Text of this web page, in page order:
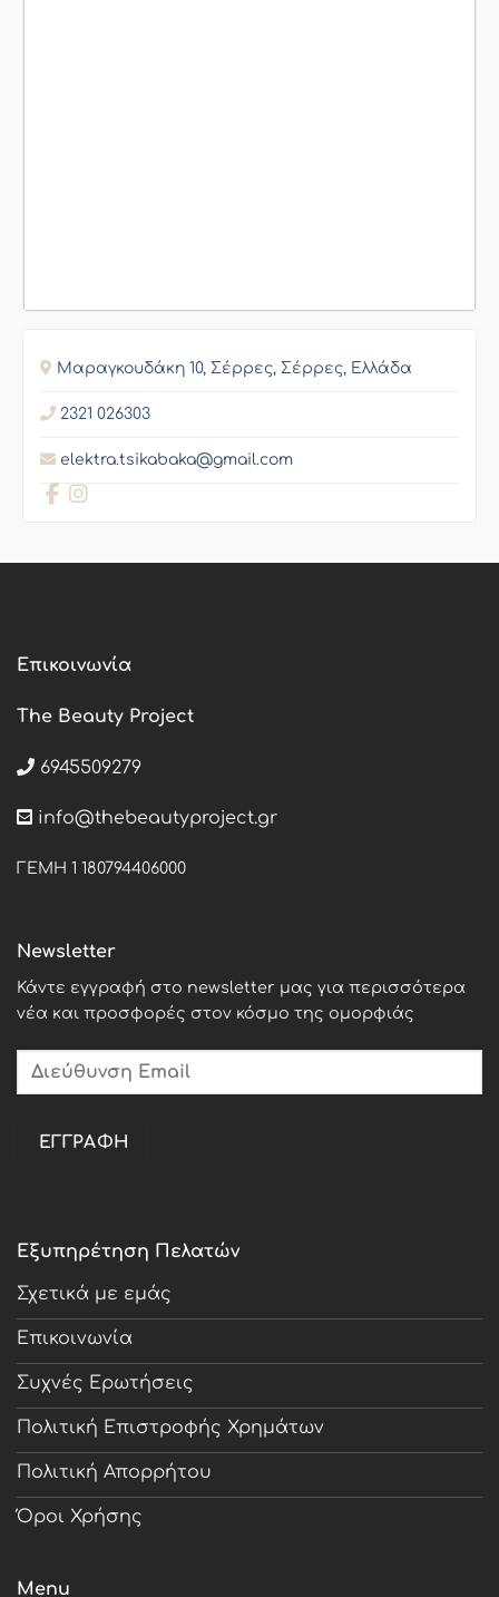
Μαραγκουδάκη 10, Σέρρες, Σέρρες, Ελλάδα
2321 026303
elektra.tsikabaka@gmail.com
Επικοινωνία
The Beauty Project
6945509279
info@thebeautyproject.gr
ΓΕΜΗ 1 180794406000
Εξυπηρέτηση Πελατών
Σχετικά με εμάς
Επικοινωνία
Συχνές Ερωτήσεις
Πολιτική Επιστροφής Χρημάτων
Πολιτική Απορρήτου
Όροι Χρήσης
Menu
Newsletter
Κάντε εγγραφή στο newsletter μας για περισσότερα
νέα και προσφορές στον κόσμο της ομορφιάς